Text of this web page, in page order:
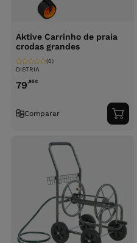
Aktive Carrinho de praia
crodas grandes
DISTRIA
(0)
79,95€
Comparar
ao